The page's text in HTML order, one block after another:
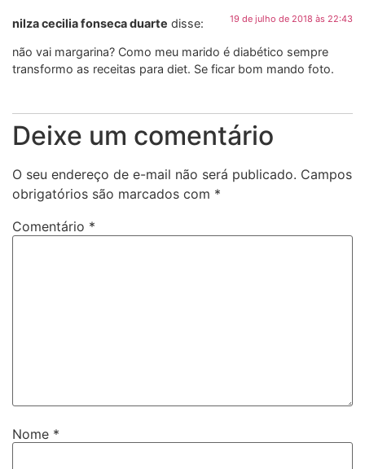
nilza cecilia fonseca duarte disse: 19 de julho de 2018 às 22:43
não vai margarina? Como meu marido é diabético sempre
transformo as receitas para diet. Se ficar bom mando foto.
Deixe um comentário
O seu endereço de e-mail não será publicado. Campos
obrigatórios são marcados com *
Comentário *
Nome *